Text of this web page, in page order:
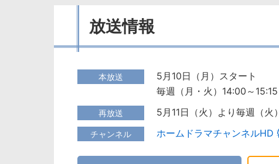
放送情報
本放送
5月10日（月）スタート
毎週（月・火）14:00～
再放送 5月11日（火）より毎週（火
チャンネル ホームドラマチャンネルHD